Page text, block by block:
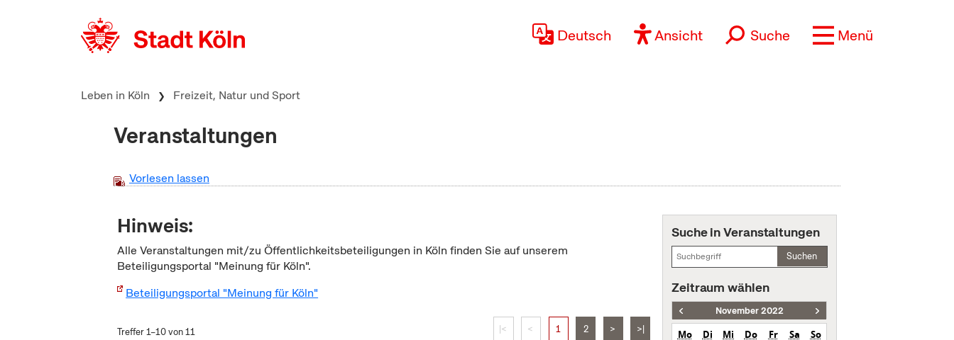
Deutsch Ansicht Suche Menü
Leben in Köln Freizeit, Natur und Sport
Veranstaltungen
Vorlesen lassen
Hinweis:
Alle Veranstaltungen mit/zu Öffentlichkeitsbeteiligungen in Köln finden Sie auf unserem
Beteiligungsportal "Meinung für Köln".
Beteiligungsportal "Meinung für Köln"
Treffer 1–10 von 11 |< < 1 2 > >|
Suche in Veranstaltungen
Suchen
Zeitraum wählen
November 2022
Mo Di Mi Do Fr Sa
So